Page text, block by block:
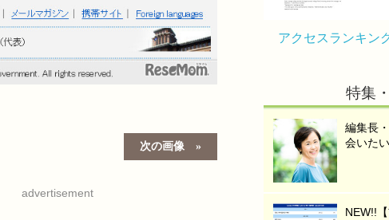
次の画像
advertisement
アクセスランキン
特集
編集長
会いたい
NEW!!